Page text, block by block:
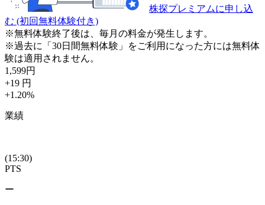
株探プレミアムに申し込
む (初回無料体験付き)
※無料体験終了後は、毎月の料金が発生します。
※過去に「30日間無料体験」をご利用になった方には無料体
験は適用されません。
1,599円
+19 円
+1.20%
業績
(15:30)
PTS
ー